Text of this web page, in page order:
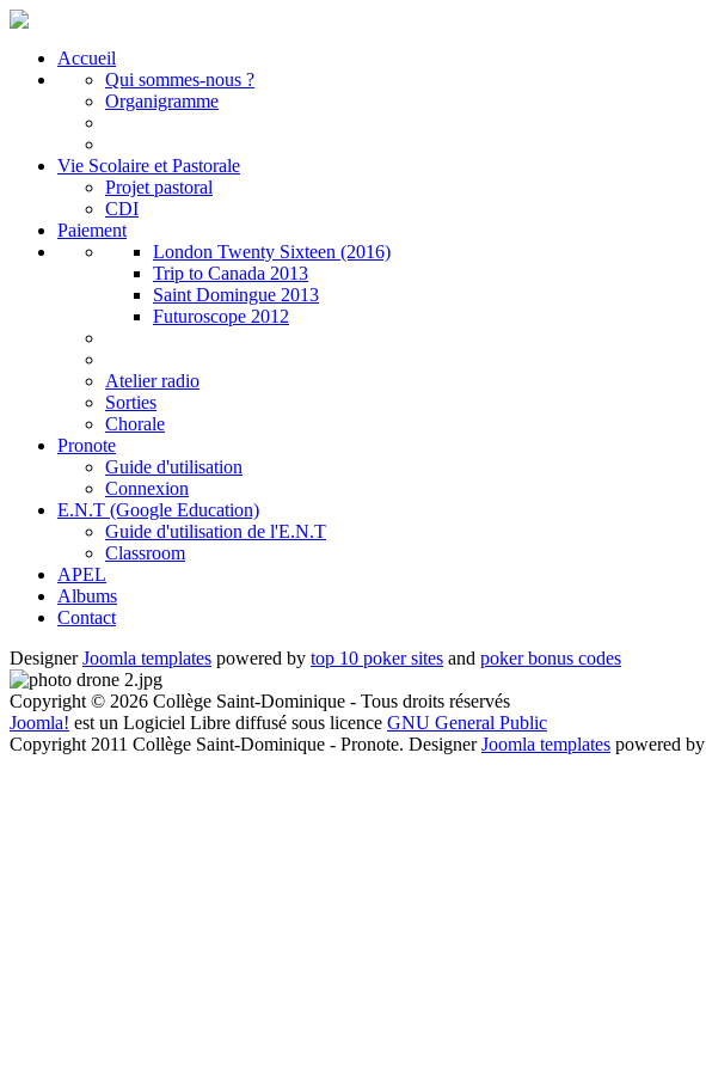
Accueil
Qui sommes-nous ?
Organigramme
Vie Scolaire et Pastorale
Projet pastoral
CDI
Paiement
London Twenty Sixteen (2016)
Trip to Canada 2013
Saint Domingue 2013
Futuroscope 2012
Atelier radio
Sorties
Chorale
Pronote
Guide d'utilisation
Connexion
E.N.T (Google Education)
Guide d'utilisation de l'E.N.T
Classroom
APEL
Albums
Contact
DesignerJoomla templates powered by top 10 poker sites and poker bonus codes
Copyright © 2026 Collège Saint-Dominique - Tous droits réservés
Joomla! est un Logiciel Libre diffusé sous licence GNU General Public
Copyright 2011 Collège Saint-Dominique - Pronote. DesignerJoomla templates powered by